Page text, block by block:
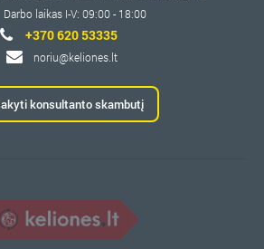
Darbo laikas I-V: 09:00 - 18:00
+370 620 53335
noriu@keliones.lt
konsultanto skambutį